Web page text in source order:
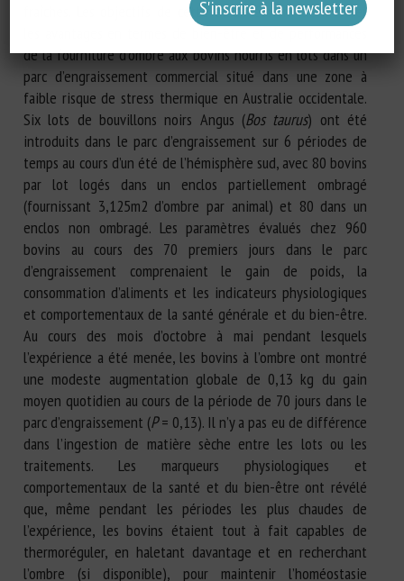
fraîches. Les objectifs de cette étude étaient de mesurer
les avantages en termes de bien-être et de performances
de la fourniture d’ombre aux bovins nourris en lots dans un
parc d’engraissement commercial situé dans une zone à
faible risque de stress thermique en Australie occidentale.
Six lots de bouvillons noirs Angus (Bos taurus) ont été
introduits dans le parc d’engraissement sur 6 périodes de
temps au cours d’un été de l’hémisphère sud, avec 80 bovins
par lot logés dans un enclos partiellement ombragé
(fournissant 3,125m2 d’ombre par animal) et 80 dans un
enclos non ombragé. Les paramètres évalués chez 960
bovins au cours des 70 premiers jours dans le parc
d’engraissement comprenaient le gain de poids, la
consommation d’aliments et les indicateurs physiologiques
et comportementaux de la santé générale et du bien-être.
Au cours des mois d’octobre à mai pendant lesquels
l’expérience a été menée, les bovins à l’ombre ont montré
une modeste augmentation globale de 0,13 kg du gain
moyen quotidien au cours de la période de 70 jours dans le
parc d’engraissement (P= 0,13). Il n’y a pas eu de différence
dans l’ingestion de matière sèche entre les lots ou les
traitements. Les marqueurs physiologiques et
comportementaux de la santé et du bien-être ont révélé
que, même pendant les périodes les plus chaudes de
l’expérience, les bovins étaient tout à fait capables de
thermoréguler, en haletant davantage et en recherchant
l’ombre (si disponible), pour maintenir l’homéostasie